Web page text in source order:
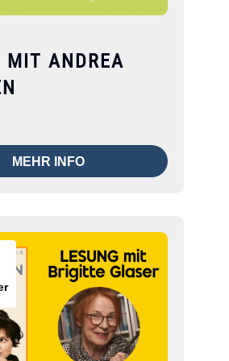
MIT ANDREA
MEHR INFO